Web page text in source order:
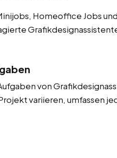
Homeoffice Jobs
von
variieren, umfassen